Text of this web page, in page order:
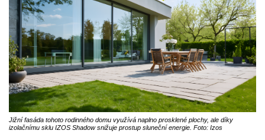
Jižní fasáda tohoto rodinného domu využívá naplno prosklené plochy, ale díky
izolačnímu sklu IZOS Shadow snižuje prostup sluneční energie. Foto: Izos